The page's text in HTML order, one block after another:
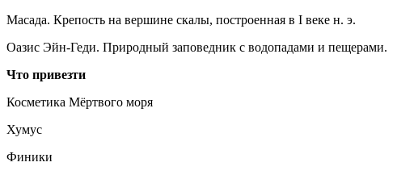
Масада. Крепость на вершине скалы, построенная в I веке н. э.
Оазис Эйн-Геди. Природный заповедник с водопадами и пещерами.
Что привезти
Косметика Мёртвого моря
Хумус
Финики